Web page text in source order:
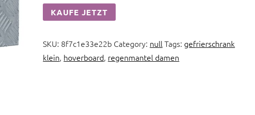
KAUFE JETZT
SKU: 8f7c1e33e22b Category: nullTags: gefrierschrank
klein, hoverboard, regenmantel damen